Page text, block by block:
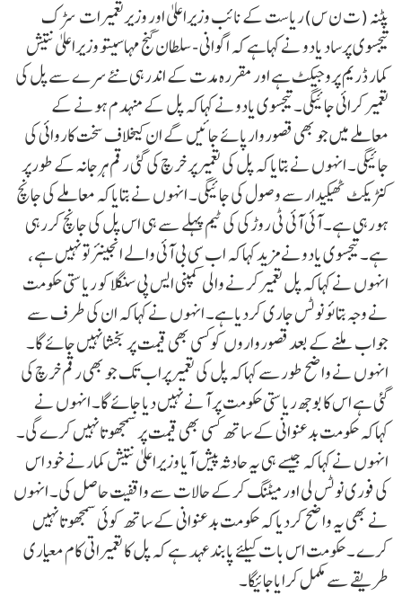
پٹنہ (ت ن س)ریاست کے نائب وزیراعلیٰ اور وزیرتعمیرات سڑک
تیجسوی پرساد یادو نے کہاہے کہ اگوانی -سلطان گنج مہاسیتو وزیراعلیٰ نتیش
کمار ڈریم پروجیکٹ ہے اور مقررہ مدت کے اندرہی نئے سرے سے پل کی
تعمیر کرائی جائیگی۔ تیجسوی یادونے کہاکہ پل کے منہدم ہونے کے
معاملے میں جو بھی قصوروارپائے جائیں گے ان کیخلاف سخت کاروائی کی
جائیگی۔ انہوں نے بتایاکہ پل کی تعمیرپر خرچ کی گئی رقم ہرجانہ کے طورپر
کنٹریکٹ ٹھیکیدارسے وصول کی جائیگی۔ انہوں نے بتایاکہ معاملے کی جانچ
ہورہی ہے۔ آئی آئی ٹی روڑکی کی ٹیم پہلے سے ہی اس پل کی جانچ کررہی
ہے۔ تیجسوی یادونے مزید کہاکہ اب سی بی آئی والے انجینئرتو نہیں ہے ،
انہوں نے کہاکہ پل تعمیرکرنے والی کمپنی ایس پی سنگلاکو ریاستی حکومت
نے وجہ بتائو نوٹس جاری کردیاہے۔ انہوں نے کہاکہ ان کی طرف سے
جواب ملنے کے بعد قصورواروں کوکسی بھی قیمت پر بخشانہیں جائے گا۔
انہوں نے واضح طورسے کہاکہ پل کی تعمیرپراب تک جو بھی رقم خرچ کی
گئی ہے اس کا بوجھ ریاستی حکومت پر آنے نہیں دیا جائے گا۔ انہوں نے
کہاکہ حکومت بدعنوانی کے ساتھ کسی بھی قیمت پر سمجھوتا نہیں کرے گی۔
انہوں نے کہاکہ جیسے ہی یہ حادثہ پیش آیا وزیراعلیٰ نتیش کمارنے خود اس
کی فوری نوٹس لی اور میٹنگ کرکے حالات سے واقفیت حاصل کی۔ انہوں
نے بھی یہ واضح کردیاکہ حکومت بدعنوانی کے ساتھ کوئی سمجھوتا نہیں
کرے ۔ حکومت اس بات کیلئے پابندعہد ہے کہ پل کا تعمیراتی کام معیاری
طریقے سے مکمل کرایاجائیگا۔